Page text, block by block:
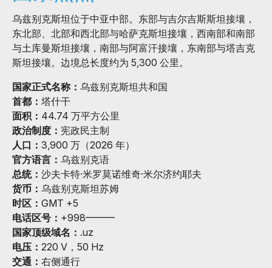
乌兹别克斯坦位于中亚中部。东部与吉尔吉斯斯坦接壤，
东北部、北部和西北部与哈萨克斯坦接壤，西南部和南部
与土库曼斯坦接壤，南部与阿富汗接壤，东南部与塔吉克
斯坦接壤。边境总长度约为 5,300 公里。
国家正式名称： 乌兹别克斯坦共和国
首都： 塔什干
面积： 44.74 万平方公里
政治制度： 宪政民主制
人口： 3,900 万（2026 年）
官方语言： 乌兹别克语
总统： 沙夫卡特·米罗莫诺维奇·米尔济约耶夫
货币： 乌兹别克斯坦苏姆
时区： GMT +5
电话区号： +998———
国家顶级域名： .uz
电压： 220 V，50 Hz
交通： 右侧通行